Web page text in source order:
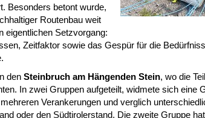
Besonders betont wurde,
Routenbau weit
eigentlichen Setzvorgang:
Zeitfaktor sowie das Gespür für die
den Steinbruch am Hängenden Stein, wo die
In zwei Gruppen aufgeteilt, widmete sich eine
Verankerungen und verglich
oder den Südtirolerstand. Die zweite Gruppe